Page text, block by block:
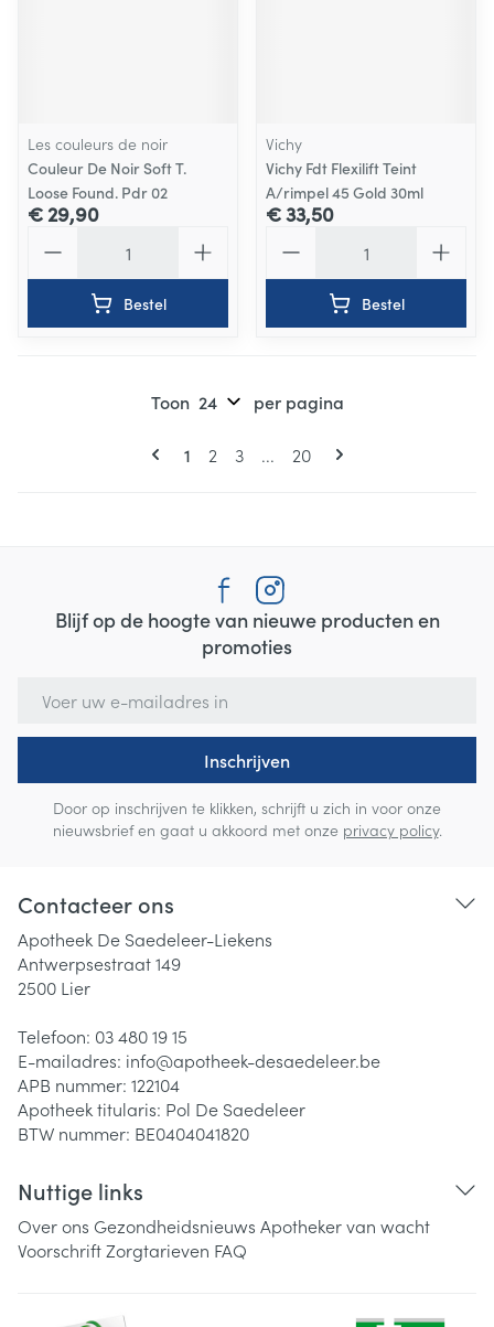
Les couleurs de noir
Couleur De Noir Soft T.
Loose Found. Pdr 02
€ 29,90
Bestel
Vichy
Vichy Fdt Flexilift Teint
A/rimpel 45 Gold 30ml
€ 33,50
Bestel
Pagina's
U lees momenteel pagina
1 Pagina
2 Pagina
3 ... Pagina
20
Toon per pagina
Blijf op de hoogte van nieuwe producten en
promoties
Inschrijven
Door op inschrijven te klikken, schrijft u zich in voor onze
nieuwsbrief en gaat u akkoord met onze privacy policy.
Contacteer ons
Apotheek De Saedeleer-Liekens
Antwerpsestraat 149
2500 Lier
Telefoon: 03 480 19 15
E-mailadres: info@apotheek-desaedeleer.be
APB nummer: 122104
Apotheek titularis: Pol De Saedeleer
BTW nummer: BE0404041820
Nuttige links
Over ons Gezondheidsnieuws Apotheker van wacht
VoorschriftZorgtarieven FAQ